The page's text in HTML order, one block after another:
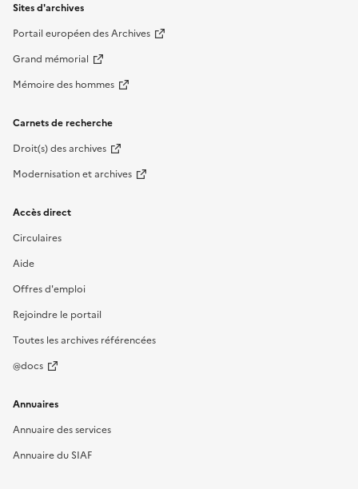
Sites d'archives
Portail européen des Archives
Grand mémorial
Mémoire des hommes
Carnets de recherche
Droit(s) des archives
Modernisation et archives
Accès direct
Circulaires
Aide
Offres d'emploi
Rejoindre le portail
Toutes les archives référencées
@docs
Annuaires
Annuaire des services
Annuaire du SIAF